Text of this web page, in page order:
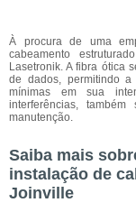
À procura de uma
cabeamento
Lasetronik. A fibra ótica
de dados, permitindo
mínimas em sua
interferências,
manutenção.
Saiba mais
instalação de
Joinville